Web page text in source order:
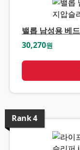
밸롭 남성용 베
30,270원
Rank4